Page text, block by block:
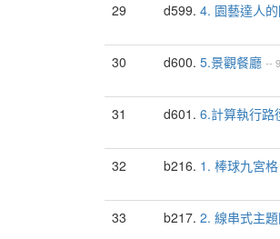
29 d599. 4. 園藝達人
30 d600. 5.景觀餐廳 --
31 d601. 6.計算執行路
32 b216. 1. 棒球九宮格
33 b217. 2. 線串式主